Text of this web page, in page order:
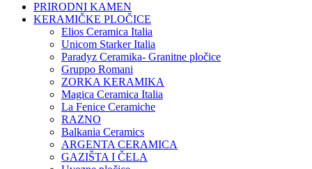
PRIRODNI KAMEN
KERAMIČKE PLOČICE
Elios Ceramica Italia
Unicom Starker Italia
Paradyz Ceramika- Granitne pločice
Gruppo Romani
ZORKA KERAMIKA
Magica Ceramica Italia
La Fenice Ceramiche
RAZNO
Balkania Ceramics
ARGENTA CERAMICA
GAZIŠTA I ČELA